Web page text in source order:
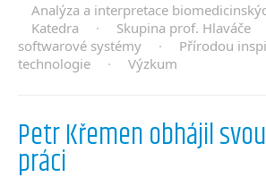
Analýza a interpretace
Katedra
· Skupina prof. Hlaváče
softwarové systémy
·
Přírodou
technologie
· Výzkum
Petr Křemen obhájil
práci